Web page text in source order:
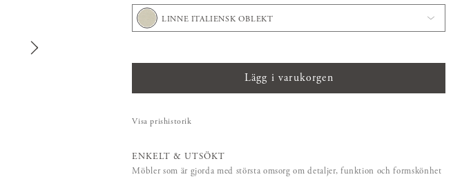
LINNE ITALIENSK OBLEKT
Lägg i varukorgen
Visa prishistorik
ENKELT & UTSÖKT
Möbler som är gjorda med största omsorg om detaljer, funktion och formskönhet